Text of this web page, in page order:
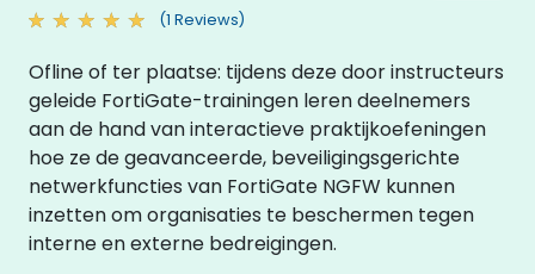
(1 Reviews)
Ofline of ter plaatse: tijdens deze door instructeurs
geleide FortiGate-trainingen leren deelnemers
aan de hand van interactieve praktijkoefeningen
hoe ze de geavanceerde, beveiligingsgerichte
netwerkfuncties van FortiGate NGFW kunnen
inzetten om organisaties te beschermen tegen
interne en externe bedreigingen.